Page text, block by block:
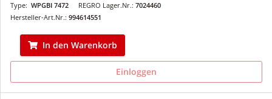
REGRO Lager.Nr.: 7024460
Type: WPGBI 7472
Hersteller-Art.Nr.: 994614551
In den Warenkorb
Einloggen